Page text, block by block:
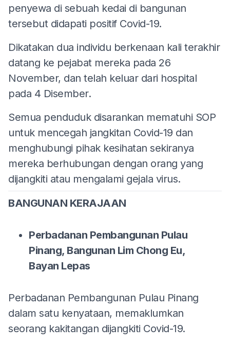
penyewa di sebuah kedai di bangunan
tersebut didapati positif Covid-19.
Dikatakan dua individu berkenaan kali terakhir
datang ke pejabat mereka pada 26
November, dan telah keluar dari hospital
pada 4 Disember.
Semua penduduk disarankan mematuhi SOP
untuk mencegah jangkitan Covid-19 dan
menghubungi pihak kesihatan sekiranya
mereka berhubungan dengan orang yang
dijangkiti atau mengalami gejala virus.
BANGUNAN KERAJAAN
Perbadanan Pembangunan Pulau
Pinang, Bangunan Lim Chong Eu,
Bayan Lepas
Perbadanan Pembangunan Pulau Pinang
dalam satu kenyataan, memaklumkan
seorang kakitangan dijangkiti Covid-19.